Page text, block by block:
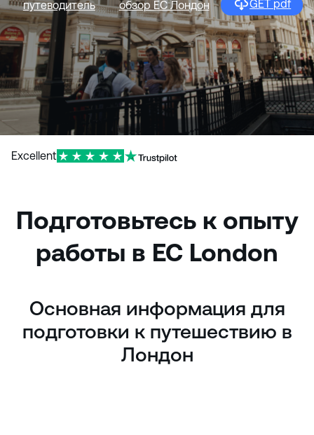
и
ю
путеводитель обзор EC Лондон GET pdf
Excellent
Подготовьтесь к опыту
работы в ЕС London
Основная информация для
подготовки к путешествию в
Лондон